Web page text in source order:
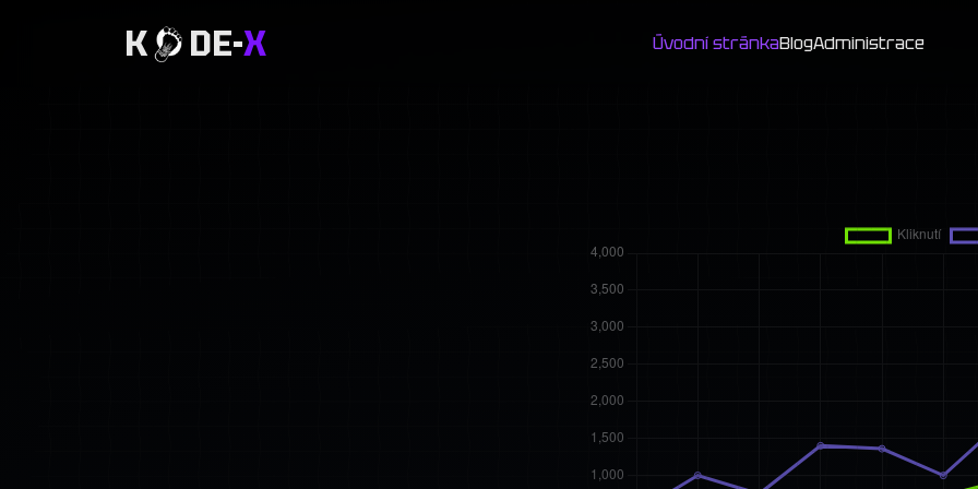
K DE-X Úvodní stránkaBlogAdministrace